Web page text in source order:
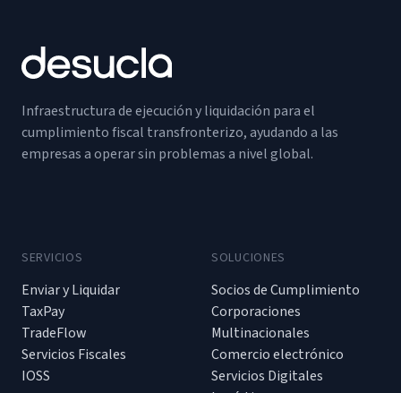
Infraestructura de ejecución y liquidación para el
cumplimiento fiscal transfronterizo, ayudando a las
empresas a operar sin problemas a nivel global.
SERVICIOS
Enviar y Liquidar
TaxPay
TradeFlow
Servicios Fiscales
IOSS
SOLUCIONES
Socios de Cumplimiento
Corporaciones
Multinacionales
Comercio electrónico
Servicios Digitales